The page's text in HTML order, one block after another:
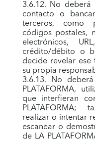
3.6.12. No
contacto o
terceros, como
códigos postales,
electrónicos,
crédito/débito o
decide revelar
su propia
3.6.13. No
PLATAFORMA,
que interfieran
PLATAFORMA;
realizar o intentar
escanear o
de LA